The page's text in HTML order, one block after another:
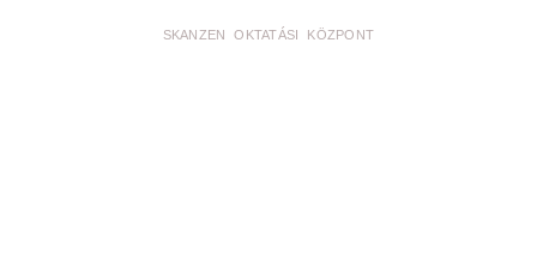
SKANZEN OKTATÁSI KÖZPONT